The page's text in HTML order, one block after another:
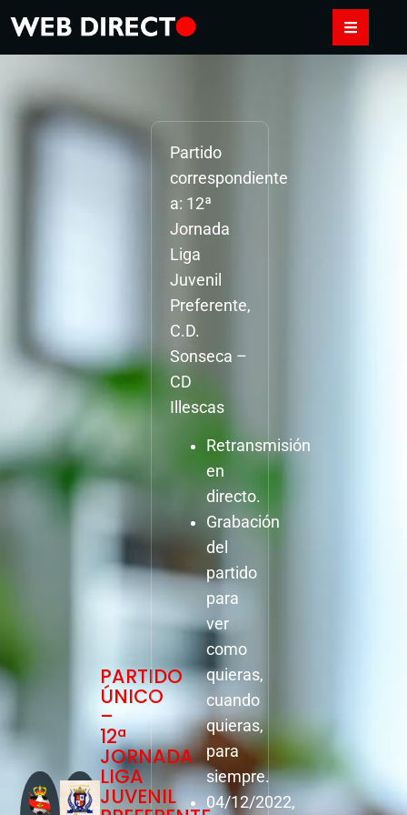
PARTIDO
ÚNICO
–
12ª
JORNADA
LIGA
JUVENIL
Partido
correspondiente
a: 12ª
Jornada
Liga
Juvenil
Preferente,
C.D.
Sonseca –
CD
Illescas
Retransmisión
en
directo.
Grabación
del
partido
para
ver
como
quieras,
cuando
quieras,
para
siempre.
04/12/2022,